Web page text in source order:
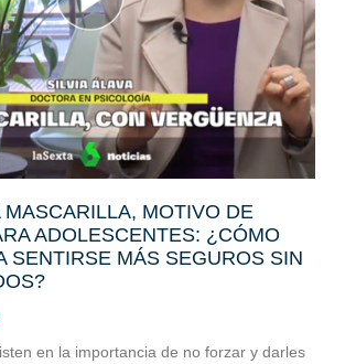
MOTIVO DE
ADOLESCENTES: ¿CÓMO
SENTIRSE MÁS SEGUROS SIN
en la importancia de no forzar y darles